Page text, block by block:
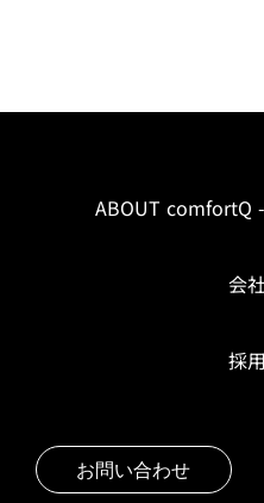
ABOUT comfortQ
会
採
お問い合わせ